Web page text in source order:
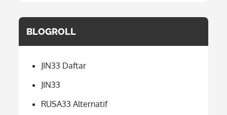
BLOGROLL
JIN33 Daftar
JIN33
RUSA33 Alternatif